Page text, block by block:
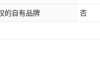
的自有品牌 否